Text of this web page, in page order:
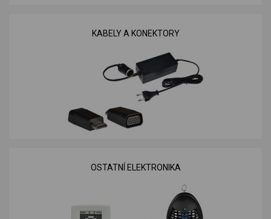
KABELY A KONEKTORY
OSTATNÍ ELEKTRONIKA